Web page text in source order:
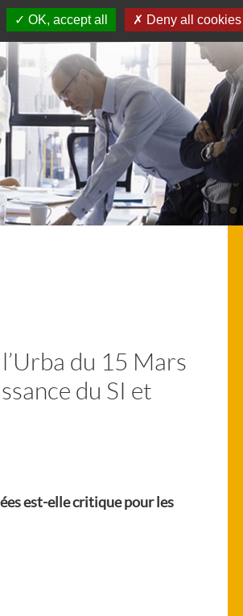
du 15 Mars
du SI et
est-elle critique pour les
OK, accept all Deny all cookies